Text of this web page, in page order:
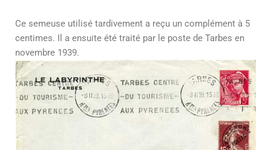
Ce semeuse utilisé tardivement a reçu un complément à 5
centimes. Il a ensuite été traité par le poste de Tarbes en
novembre 1939.